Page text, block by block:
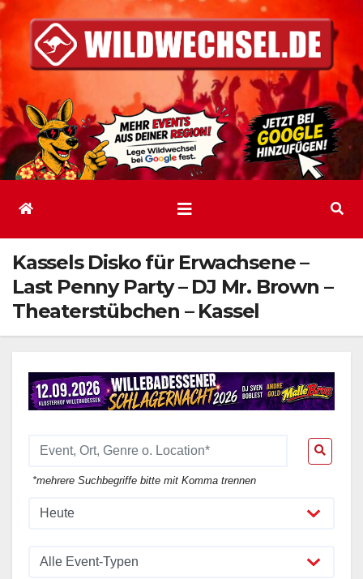
Inhalt
springen
Kassels Disko für Erwachsene –
Last Penny Party – DJ Mr. Brown –
Theaterstübchen – Kassel
*mehrere Suchbegriffe bitte mit Komma trennen